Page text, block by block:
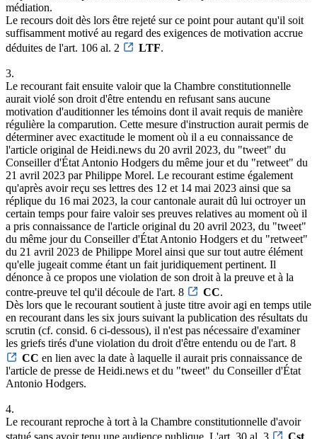
médiation.
Le recours doit dès lors être rejeté sur ce point pour autant qu'il soit
suffisamment motivé au regard des exigences de motivation accrue
déduites de l'art. 106 al. 2
LTF.
3.
Le recourant fait ensuite valoir que la Chambre constitutionnelle
aurait violé son droit d'être entendu en refusant sans aucune
motivation d'auditionner les témoins dont il avait requis de manière
régulière la comparution. Cette mesure d'instruction aurait permis de
déterminer avec exactitude le moment où il a eu connaissance de
l'article original de Heidi.news du 20 avril 2023, du "tweet" du
Conseiller d'État Antonio Hodgers du même jour et du "retweet" du
21 avril 2023 par Philippe Morel. Le recourant estime également
qu'après avoir reçu ses lettres des 12 et 14 mai 2023 ainsi que sa
réplique du 16 mai 2023, la cour cantonale aurait dû lui octroyer un
certain temps pour faire valoir ses preuves relatives au moment où il
a pris connaissance de l'article original du 20 avril 2023, du "tweet"
du même jour du Conseiller d'État Antonio Hodgers et du "retweet"
du 21 avril 2023 de Philippe Morel ainsi que sur tout autre élément
qu'elle jugeait comme étant un fait juridiquement pertinent. Il
dénonce à ce propos une violation de son droit à la preuve et à la
contre-preuve tel qu'il découle de l'art. 8
CC.
Dès lors que le recourant soutient à juste titre avoir agi en temps utile
en recourant dans les six jours suivant la publication des résultats du
scrutin (cf. consid. 6 ci-dessous), il n'est pas nécessaire d'examiner
les griefs tirés d'une violation du droit d'être entendu ou de l'art. 8
CC en lien avec la date à laquelle il aurait pris connaissance de
l'article de presse de Heidi.news et du "tweet" du Conseiller d'État
Antonio Hodgers.
4.
Le recourant reproche à tort à la Chambre constitutionnelle d'avoir
statué sans avoir tenu une audience publique. L'art. 30 al. 3
Cst